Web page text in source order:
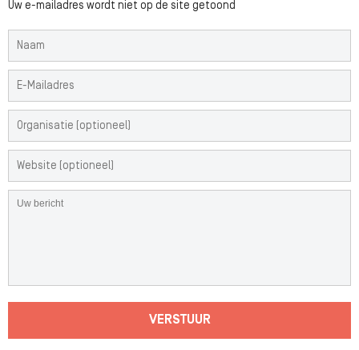
Uw e-mailadres wordt niet op de site getoond
VERSTUUR